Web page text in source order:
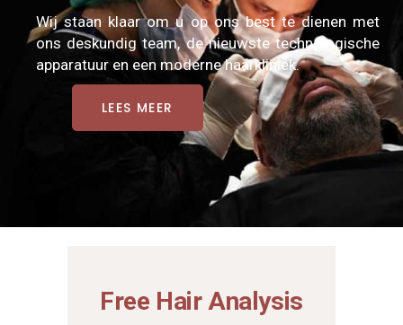
Wij staan klaar om u op ons best te dienen met
ons deskundig team, de nieuwste technologische
apparatuur en een moderne haarkliniek.
LEES MEER
Free Hair Analysis